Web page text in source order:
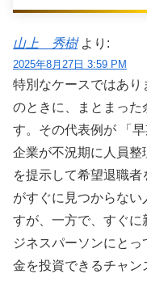
山上 秀樹 より:
2025年8月27日 3:59 PM
特別なケースではあり
のときに、まとまった
す。その代表例が 「早
企業が不況期に人員
を提示して希望退職
がすぐに見つからない
すが、一方で、すぐ
ジネスパーソンにと
金を投資できるチャン